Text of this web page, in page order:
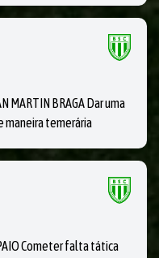
MARTIN BRAGA Dar uma
maneira temerária
Cometer falta tática